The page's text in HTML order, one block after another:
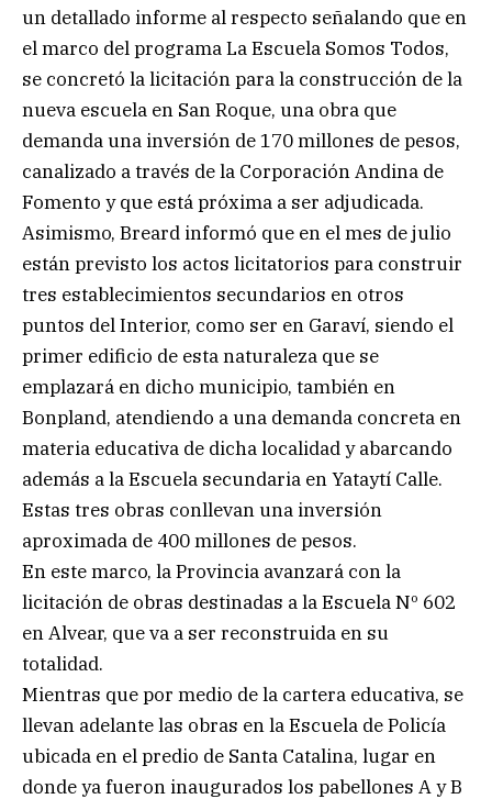
un detallado informe al respecto señalando que en
el marco del programa La Escuela Somos Todos,
se concretó la licitación para la construcción de la
nueva escuela en San Roque, una obra que
demanda una inversión de 170 millones de pesos,
canalizado a través de la Corporación Andina de
Fomento y que está próxima a ser adjudicada.
Asimismo, Breard informó que en el mes de julio
están previsto los actos licitatorios para construir
tres establecimientos secundarios en otros
puntos del Interior, como ser en Garaví, siendo el
primer edificio de esta naturaleza que se
emplazará en dicho municipio, también en
Bonpland, atendiendo a una demanda concreta en
materia educativa de dicha localidad y abarcando
además a la Escuela secundaria en Yataytí Calle.
Estas tres obras conllevan una inversión
aproximada de 400 millones de pesos.
En este marco, la Provincia avanzará con la
licitación de obras destinadas a la Escuela Nº 602
en Alvear, que va a ser reconstruida en su
totalidad.
Mientras que por medio de la cartera educativa, se
llevan adelante las obras en la Escuela de Policía
ubicada en el predio de Santa Catalina, lugar en
donde ya fueron inaugurados los pabellones A y B